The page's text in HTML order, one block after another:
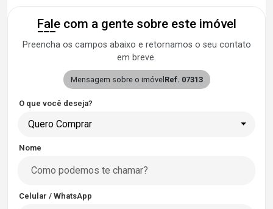
Fale com a gente sobre este imóvel
Preencha os campos abaixo e retornamos o seu contato
em breve.
Mensagem sobre o imóvel Ref. 07313
O que você deseja?
Quero Comprar
Nome
Celular / WhatsApp